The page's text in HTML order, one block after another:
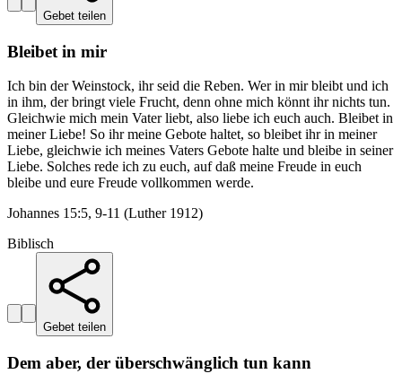
Gebet teilen
Bleibet in mir
Ich bin der Weinstock, ihr seid die Reben. Wer in mir bleibt und ich
in ihm, der bringt viele Frucht, denn ohne mich könnt ihr nichts tun.
Gleichwie mich mein Vater liebt, also liebe ich euch auch. Bleibet in
meiner Liebe! So ihr meine Gebote haltet, so bleibet ihr in meiner
Liebe, gleichwie ich meines Vaters Gebote halte und bleibe in seiner
Liebe. Solches rede ich zu euch, auf daß meine Freude in euch
bleibe und eure Freude vollkommen werde.
Johannes 15:5, 9-11 (Luther 1912)
Biblisch
Gebet teilen
Dem aber, der überschwänglich tun kann